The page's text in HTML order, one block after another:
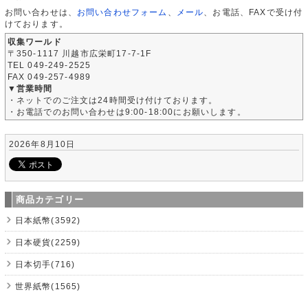
お問い合わせは、 お問い合わせフォーム メール 、お電話、FAXで受け付
けております。
収集ワールド
〒350-1117 川越市広栄町17-7-1F
TEL 049-249-2525
FAX 049-257-4989
▼営業時間
・ネットでのご注文は24時間受け付けております。
・お電話でのお問い合わせは9:00-18:00にお願いします。
2026年8月10日
商品カテゴリー
日本紙幣(3592)
日本硬貨(2259)
日本切手(716)
世界紙幣(1565)